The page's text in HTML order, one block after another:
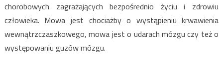
chorobowych zagrażających bezpośrednio życiu i zdrowiu
człowieka. Mowa jest chociażby o wystąpieniu krwawienia
wewnątrzczaszkowego, mowa jest o udarach mózgu czy też o
występowaniu guzów mózgu.